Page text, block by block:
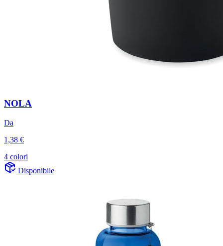
NOLA
Da
1,38 €
4 colori
Disponibile